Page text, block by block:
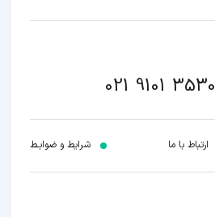
021 9101 3530
ارتباط با ما شرایط و ضوابـط